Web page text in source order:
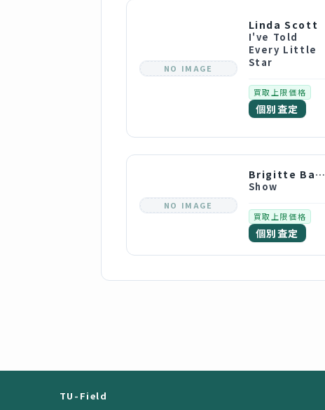
NO IMAGE
Linda Scott
I've Told
Every Little
Star
買取上限価格
個別査定
NO IMAGE
Brigitte Bardot
Show
買取上限価格
個別査定
TU-Field